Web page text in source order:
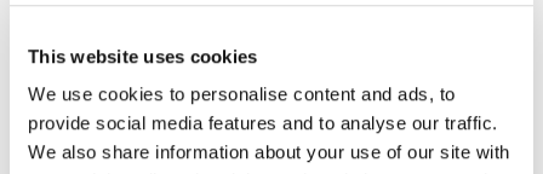
This website uses cookies
We use cookies to personalise content and ads, to
provide social media features and to analyse our traffic.
We also share information about your use of our site with
Vurderinger